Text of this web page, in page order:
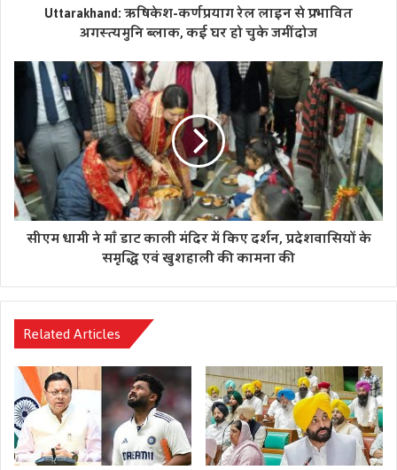
Uttarakhand: ऋषिकेश-कर्णप्रयाग रेल लाइन से प्रभावित
अगस्त्यमुनि ब्लाक, कई घर हो चुके जमींदोज
सीएम धामी ने माँ डाट काली मंदिर में किए दर्शन, प्रदेशवासियों के
समृद्धि एवं खुशहाली की कामना की
Related Articles